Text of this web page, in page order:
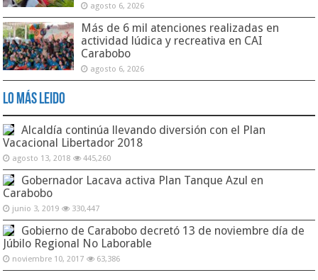
agosto 6, 2026
Más de 6 mil atenciones realizadas en
actividad lúdica y recreativa en CAI
Carabobo
agosto 6, 2026
Lo Más Leido
Alcaldía continúa llevando diversión con el Plan
Vacacional Libertador 2018
agosto 13, 2018 445,260
Gobernador Lacava activa Plan Tanque Azul en
Carabobo
junio 3, 2019 330,447
Gobierno de Carabobo decretó 13 de noviembre día de
Júbilo Regional No Laborable
noviembre 10, 2017 63,386